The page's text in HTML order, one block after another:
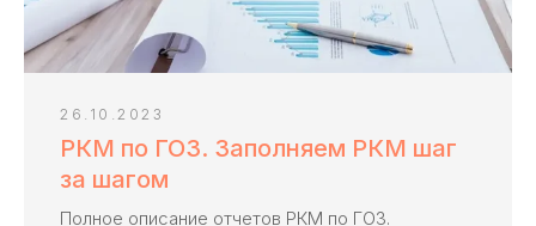
26.10.2023
РКМ по ГОЗ. Заполняем РКМ шаг
за шагом
Полное описание отчетов РКМ по ГОЗ.
Ольга Осипова
Биография и квалификация ->